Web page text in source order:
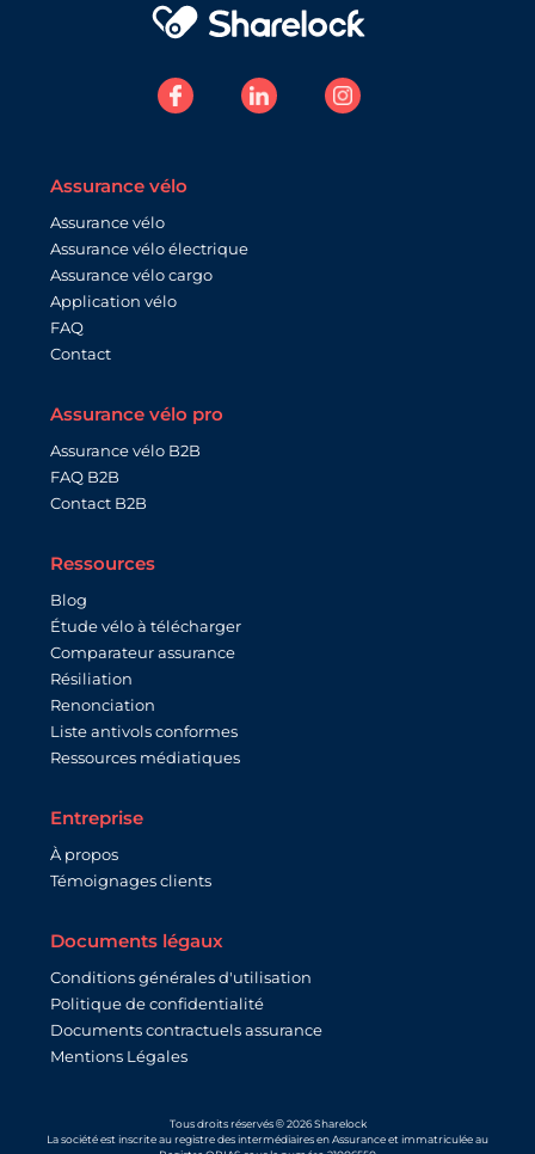
Assurance vélo
Assurance vélo
Assurance vélo électrique
Assurance vélo cargo
Application vélo
FAQ
Contact
Assurance vélo pro
Assurance vélo B2B
FAQ B2B
Contact B2B
Ressources
Blog
Étude vélo à télécharger
Comparateur assurance
Résiliation
Renonciation
Liste antivols conformes
Ressources médiatiques
Entreprise
À propos
Témoignages clients
Documents légaux
Conditions générales d'utilisation
Politique de confidentialité
Documents contractuels assurance
Mentions Légales
Tous droits réservés © 2026 Sharelock
La société est inscrite au registre des intermédiaires en Assurance et immatriculée au